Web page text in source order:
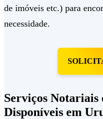
de imóveis etc.) para
necessidade.
Serviços Notariais
Disponíveis em